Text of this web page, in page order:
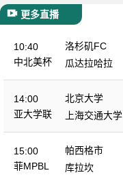
更多直播
10:40
中北美杯
洛杉矶FC
瓜达拉哈拉
14:00
亚大学联
北京大学
上海交通大学
15:00
菲MPBL
帕西格市
库拉坎